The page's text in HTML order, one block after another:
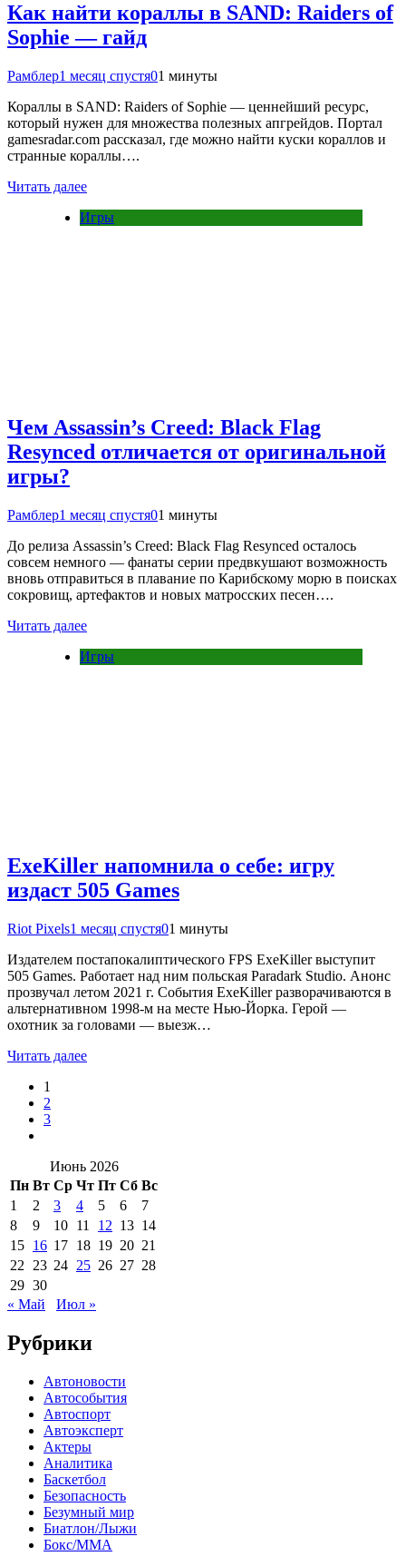
Как найти кораллы в SAND: Raiders of
Sophie — гайд
Рамблер1 месяц спустя01 минуты
Кораллы в SAND: Raiders of Sophie — ценнейший ресурс,
который нужен для множества полезных апгрейдов. Портал
gamesradar.com рассказал, где можно найти куски кораллов и
странные кораллы….
Читать далее
Игры
Чем Assassin’s Creed: Black Flag
Resynced отличается от оригинальной
игры?
Рамблер1 месяц спустя01 минуты
До релиза Assassin’s Creed: Black Flag Resynced осталось
совсем немного — фанаты серии предвкушают возможность
вновь отправиться в плавание по Карибскому морю в поисках
сокровищ, артефактов и новых матросских песен….
Читать далее
Игры
ExeKiller напомнила о себе: игру
издаст 505 Games
Riot Pixels1 месяц спустя01 минуты
Издателем постапокалиптического FPS ExeKiller выступит
505 Games. Работает над ним польская Paradark Studio. Анонс
прозвучал летом 2021 г. События ExeKiller разворачиваются в
альтернативном 1998-м на месте Нью-Йорка. Герой —
охотник за головами — выезж…
Читать далее
1
2
3
Июнь 2026
Пн Вт Ср Чт Пт Сб Вс
1
2 3 4 5 6
7
8
9 10 11 12 13 14
15 16 17 18 19 20 21
22
23 24 25 26 27 28
29 30
« Май
Июл »
Рубрики
Автоновости
Автособытия
Автоспорт
Автоэксперт
Актеры
Аналитика
Баскетбол
Безопасность
Безумный мир
Биатлон/Лыжи
Бокс/MMA